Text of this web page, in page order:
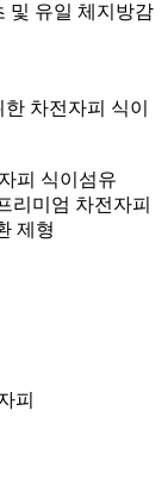
및 유일 체지방감
차전자피 식이
피 식이섬유
리미엄 차전자피
제형
피